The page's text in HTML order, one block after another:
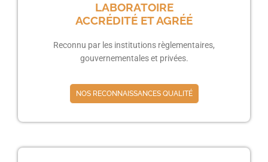
LABORATOIRE
ACCRÉDITÉ ET AGRÉÉ
Reconnu par les institutions règlementaires,
gouvernementales et privées.
NOS RECONNAISSANCES QUALITÉ